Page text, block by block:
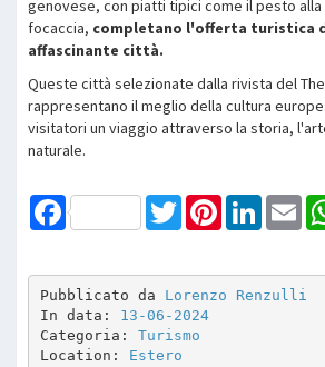
genovese, con piatti tipici come il pesto alla
focaccia, completano l'offerta turistica
affascinante città.
Queste città selezionate dalla rivista del
rappresentano il meglio della cultura
visitatori un viaggio attraverso la storia,
naturale.
Facebook TwitterPinterestLinkedIn
Pubblicato da Lorenzo Renzulli
In data: 13-06-2024
Categoria: Turismo
Location: Estero